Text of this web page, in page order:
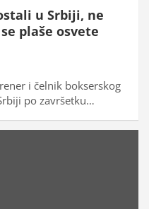
u Srbiji, ne
plaše osvete
i čelnik bokserskog
po završetku…